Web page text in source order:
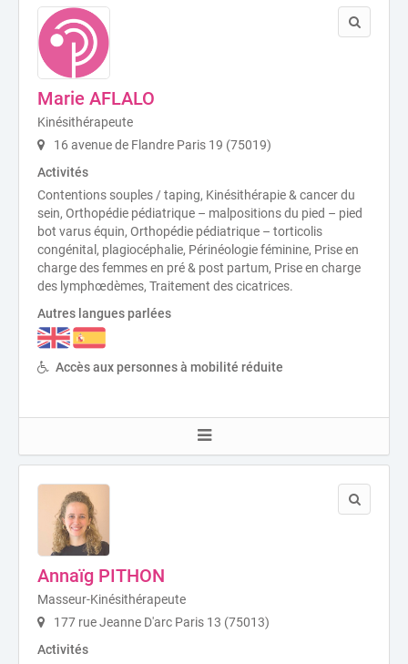
Marie AFLALO
Kinésithérapeute
16 avenue de Flandre Paris 19 (75019)
Activités
Contentions souples / taping, Kinésithérapie & cancer du
sein, Orthopédie pédiatrique – malpositions du pied – pied
bot varus équin, Orthopédie pédiatrique – torticolis
congénital, plagiocéphalie, Périnéologie féminine, Prise en
charge des femmes en pré & post partum, Prise en charge
des lymphœdèmes, Traitement des cicatrices.
Autres langues parlées
Accès aux personnes à mobilité réduite
Annaïg PITHON
Masseur-Kinésithérapeute
177 rue Jeanne D'arc Paris 13 (75013)
Activités